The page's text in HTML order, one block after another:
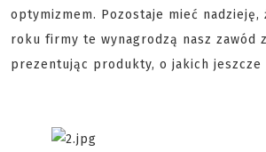
optymizmem. Pozostaje mieć nadzieję,
roku firmy te wynagrodzą nasz zawód
prezentując produkty, o jakich jeszcze